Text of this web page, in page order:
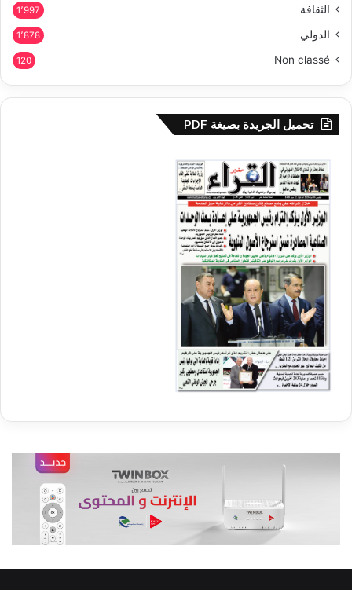
الثقافة 1٬997
الدولي 1٬878
Non classé
120
تحميل الجريدة بصيغة PDF